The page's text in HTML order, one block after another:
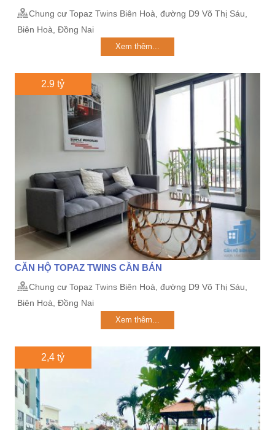
Chung cư Topaz Twins Biên Hoà, đường D9 Võ Thị Sáu,
Biên Hoà, Đồng Nai
Xem thêm...
2.9 tỷ
CĂN HỘ TOPAZ TWINS CẦN BÁN
Chung cư Topaz Twins Biên Hoà, đường D9 Võ Thị Sáu,
Biên Hoà, Đồng Nai
Xem thêm...
2,4 tỷ